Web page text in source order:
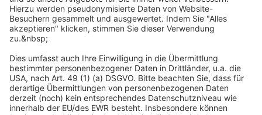
Jetzt initiativ bewerben